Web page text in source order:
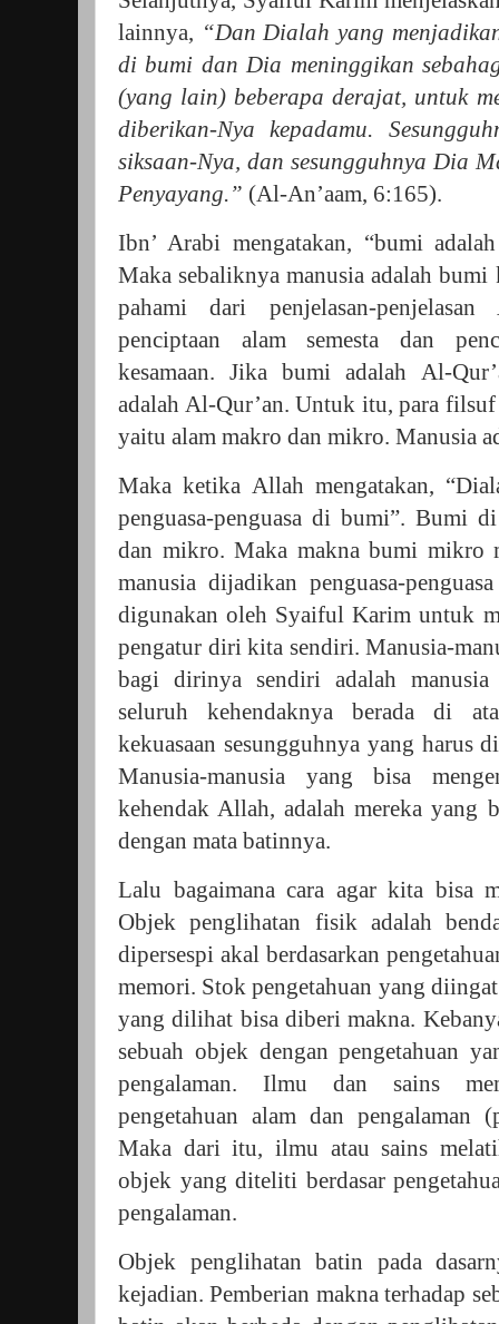
lainnya, “Dan Dialah yang
di bumi dan Dia meninggikan
(yang lain) beberapa derajat, untuk
diberikan-Nya kepadamu.
siksaan-Nya, dan sesungguhnya Dia
Penyayang.” (Al-An’aam, 6:165).
Ibn’ Arabi mengatakan, “bumi
Maka sebaliknya manusia adalah
pahami dari penjelasan-
penciptaan alam semesta dan
kesamaan. Jika bumi adalah Al-
adalah Al-Qur’an. Untuk itu, para
yaitu alam makro dan mikro. Manusia
Maka ketika Allah mengatakan,
penguasa-penguasa di bumi”. Bumi
dan mikro. Maka makna bumi mikro
manusia dijadikan penguasa-
digunakan oleh Syaiful Karim untuk
pengatur diri kita sendiri. Manusia-
bagi dirinya sendiri adalah manusia
seluruh kehendaknya berada di
kekuasaan sesungguhnya yang
Manusia-manusia yang bisa
kehendak Allah, adalah mereka yang
dengan mata batinnya.
Lalu bagaimana cara agar kita bisa
Objek penglihatan fisik adalah
dipersespi akal berdasarkan
memori. Stok pengetahuan yang
yang dilihat bisa diberi makna.
sebuah objek dengan pengetahuan
pengalaman. Ilmu dan sains
pengetahuan alam dan pengalaman
Maka dari itu, ilmu atau sains
objek yang diteliti berdasar
pengalaman.
Objek penglihatan batin pada
kejadian. Pemberian makna terhadap